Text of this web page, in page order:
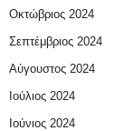
Οκτώβριος 2024
Σεπτέμβριος 2024
Αύγουστος 2024
Ιούλιος 2024
Ιούνιος 2024